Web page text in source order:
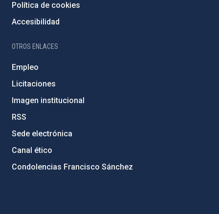
Política de cookies
Accesibilidad
OTROS ENLACES
Empleo
Licitaciones
Imagen institucional
RSS
Sede electrónica
Canal ético
Condolencias Francisco Sánchez